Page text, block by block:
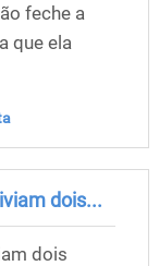
feche a
que ela
dois...
dois